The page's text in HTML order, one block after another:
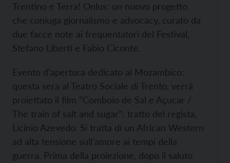
Trentino e Terra! Onlus: un nuovo progetto
che coniuga giornalismo e advocacy, curato da
due facce note ai frequentatori del Festival,
Stefano Liberti e Fabio Ciconte.
Evento d’apertura dedicato al Mozambico:
questa sera al Teatro Sociale di Trento, verrà
proiettato il film “Comboio de Sal e Açucar /
The train of salt and sugar”: tratto del regista,
Licínio Azevedo. Si tratta di un African Western
ad alta tensione sull’amore ai tempi della
guerra. Prima della proiezione, dopo il saluto